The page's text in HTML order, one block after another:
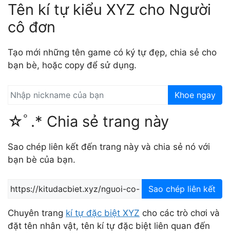
Tên kí tự kiểu XYZ cho Người
cô đơn
Tạo mới những tên game có ký tự đẹp, chia sẻ cho
bạn bè, hoặc copy để sử dụng.
Khoe ngay
☆ﾟ.* Chia sẻ trang này
Sao chép liên kết đến trang này và chia sẻ nó với
bạn bè của bạn.
Sao chép liên kết
Chuyên trang kí tự đặc biệt XYZ cho các trò chơi và
đặt tên nhân vật, tên kí tự đặc biệt liên quan đến